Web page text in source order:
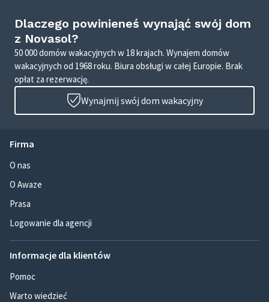
Dlaczego powinieneś wynająć swój dom
z Novasol?
50 000 domów wakacyjnych w 18 krajach. Wynajem domów
wakacyjnych od 1968 roku. Biura obsługi w całej Europie. Brak
opłat za rezerwację.
Wynajmij swój dom wakacyjny
Firma
O nas
O Awaze
Prasa
Logowanie dla agencji
Informacje dla klientów
Pomoc
Warto wiedzieć